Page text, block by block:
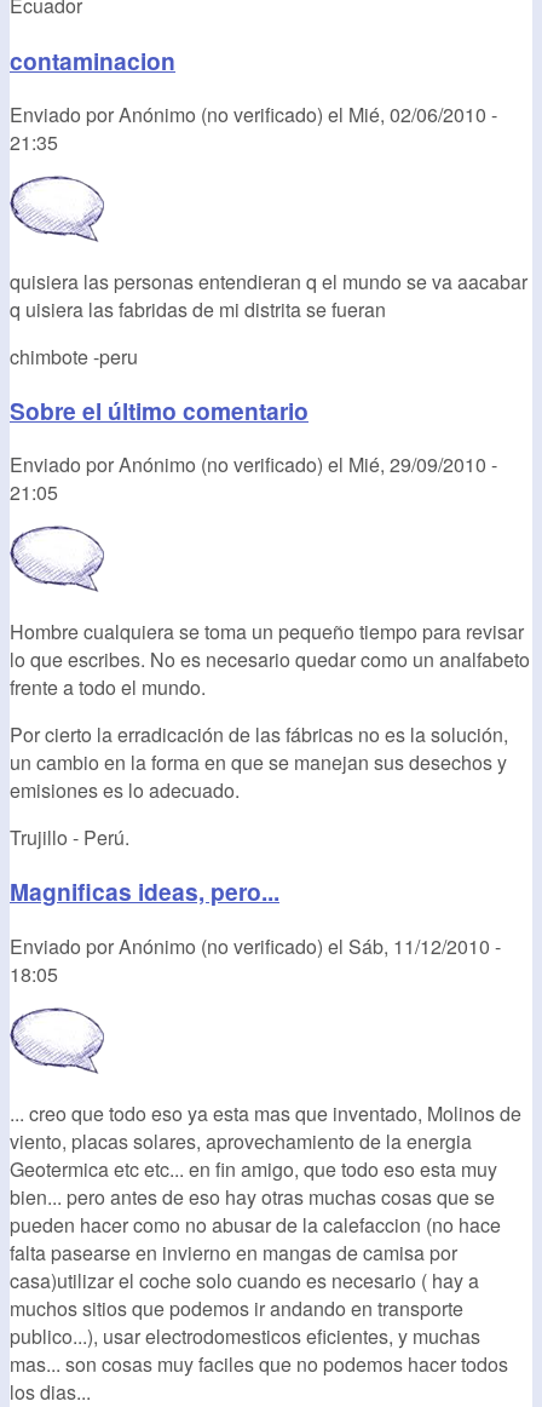
Ecuador
contaminacion
Enviado porAnónimo (no verificado) el Mié, 02/06/2010 -
21:35
quisiera las personas entendieran q el mundo se va aacabar
q uisiera las fabridas de mi distrita se fueran
chimbote -peru
Sobre el último comentario
Enviado porAnónimo (no verificado) el Mié, 29/09/2010 -
21:05
Hombre cualquiera se toma un pequeño tiempo para revisar
lo que escribes. No es necesario quedar como un analfabeto
frente a todo el mundo.
Por cierto la erradicación de las fábricas no es la solución,
un cambio en la forma en que se manejan sus desechos y
emisiones es lo adecuado.
Trujillo - Perú.
Magnificas ideas, pero...
Enviado porAnónimo (no verificado) el Sáb, 11/12/2010 -
18:05
... creo que todo eso ya esta mas que inventado, Molinos de
viento, placas solares, aprovechamiento de la energia
Geotermica etc etc... en fin amigo, que todo eso esta muy
bien... pero antes de eso hay otras muchas cosas que se
pueden hacer como no abusar de la calefaccion (no hace
falta pasearse en invierno en mangas de camisa por
casa)utilizar el coche solo cuando es necesario ( hay a
muchos sitios que podemos ir andando en transporte
publico...), usar electrodomesticos eficientes, y muchas
mas... son cosas muy faciles que no podemos hacer todos
los dias...